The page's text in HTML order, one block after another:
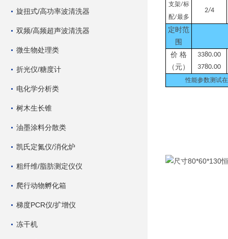
旋扭式/高功率波清洗器
双频/高频超声波清洗器
微生物处理类
折光仪/糖度计
电化学分析类
树木生长锥
油墨涂料分散类
凯氏定氮仪/消化炉
粗纤维/脂肪测定仪仪
爬行动物孵化箱
梯度PCR仪/扩增仪
冻干机
支架/标
配/最多
2/4
定时范
围
价 格
（元）
3380.00
3780.00
性能参数测试